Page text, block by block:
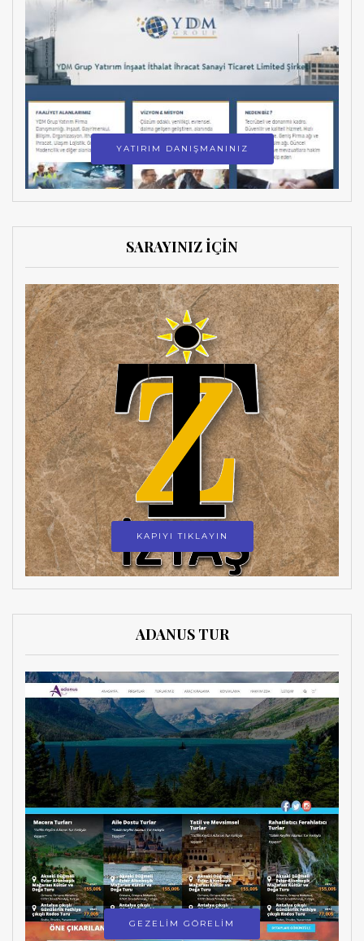
YATIRIM DANIŞMANINIZ
SARAYINIZ İÇİN
KAPIYI TIKLAYIN
ADANUS TUR
GEZELİM GÖRELİM